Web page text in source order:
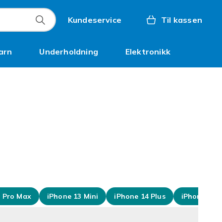
Kundeservice Til kassen
Underholdning Elektronikk
Pro Max iPhone 13 Mini iPhone 14 Plus iPhone 15